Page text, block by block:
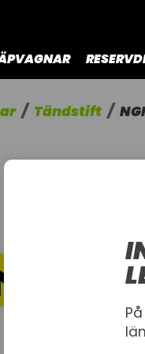
Tändstift